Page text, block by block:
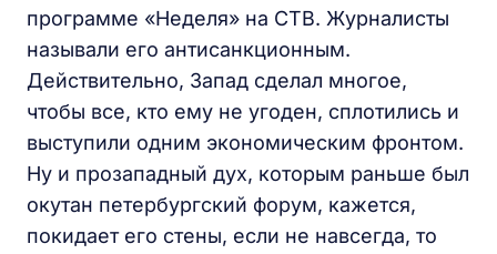
программе «Неделя» на СТВ. Журналисты
называли его антисанкционным.
Действительно, Запад сделал многое,
чтобы все, кто ему не угоден, сплотились и
выступили одним экономическим фронтом.
Ну и прозападный дух, которым раньше был
окутан петербургский форум, кажется,
покидает его стены, если не навсегда, то